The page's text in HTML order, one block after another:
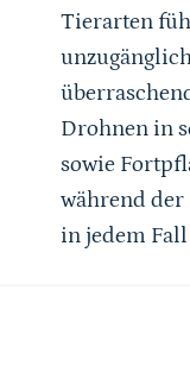
Tierarten
Drohnen in
sowie
während der
in jedem